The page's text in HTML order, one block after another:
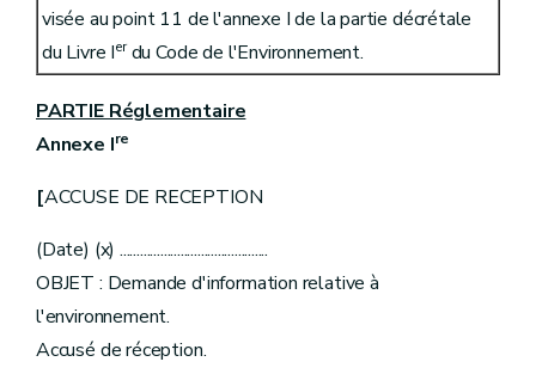
visée au point 11 de l'annexe I de la partie décrétale
du Livre Ierdu Code de l'Environnement.
PARTIE Réglementaire
Annexe Ire
[ACCUSE DE RECEPTION
(Date) (x) ............................................
OBJET : Demande d'information relative à
l'environnement.
Accusé de réception.